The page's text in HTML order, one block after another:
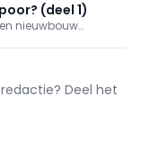
(deel 1)
nieuwbouw
Deel het